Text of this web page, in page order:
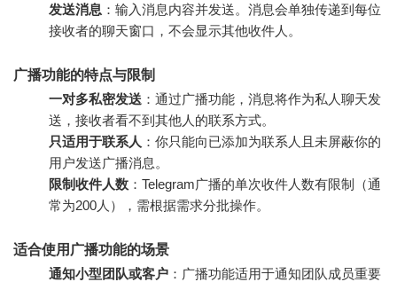
发送消息 ：输入消息内容并发送。消息会单独传递到每位
接收者的聊天窗口，不会显示其他收件人。
广播功能的特点与限制
一对多私密发送 ：通过广播功能，消息将作为私人聊天发
送，接收者看不到其他人的联系方式。
只适用于联系人 ：你只能向已添加为联系人且未屏蔽你的
用户发送广播消息。
限制收件人数 ：Telegram广播的单次收件人数有限制（通
常为200人），需根据需求分批操作。
适合使用广播功能的场景
通知小型团队或客户 ：广播功能适用于通知团队成员重要